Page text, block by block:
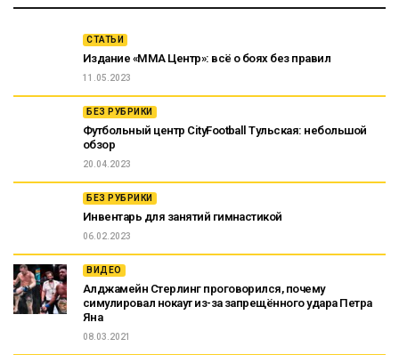
СТАТЬИ
Издание «ММА Центр»: всё о боях без правил
11.05.2023
БЕЗ РУБРИКИ
Футбольный центр CityFootball Тульская: небольшой
обзор
20.04.2023
БЕЗ РУБРИКИ
Инвентарь для занятий гимнастикой
06.02.2023
ВИДЕО
Алджамейн Стерлинг проговорился, почему
симулировал нокаут из-за запрещённого удара Петра
Яна
08.03.2021